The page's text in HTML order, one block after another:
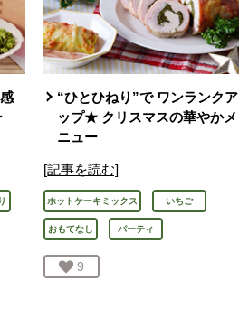
“ひとひねり”で ワンランクア
ップ★ クリスマスの華やかメ
ニュー
[記事を読む]
ホットケーキミックス いちご
おもてなし パーティ
お気に入り登録：
9